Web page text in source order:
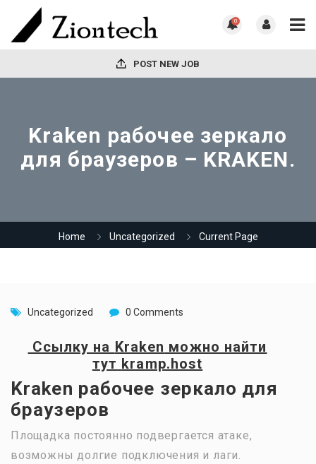
0
POST NEW JOB
Kraken рабочее зеркало
для браузеров – KRAKEN.
Home Uncategorized Current Page
Uncategorized 0 Comments
Ссылку на Kraken можно найти
тут kramp.host
Kraken рабочее зеркало для
браузеров
Площадка постоянно подвергается атаке,
возможны долгие подключения и лаги.